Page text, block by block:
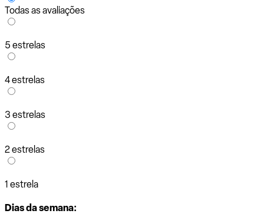
Todas as avaliações
5 estrelas
4 estrelas
3 estrelas
2 estrelas
1 estrela
Dias da semana: